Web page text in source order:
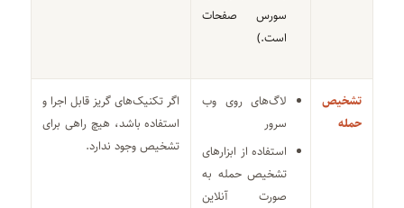
سورس صفحات
است.)
تشخیص
حمله
لاگ‌های روی وب
سرور
استفاده از ابزارهای
تشخیص حمله به
صورت آنلاین
اگر تکنیک‌های گریز قابل اجرا و
استفاده باشد، هیچ راهی برای
تشخیص وجود ندارد.